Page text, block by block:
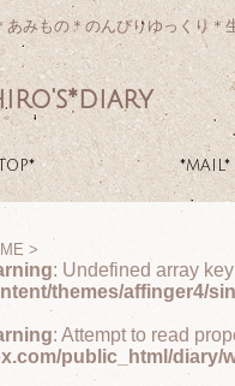
あみもの＊のんびりゆっくり＊
*MAIL*
>
: Undefined array
themes/affinger4/
: Attempt to read
public_html/diary/